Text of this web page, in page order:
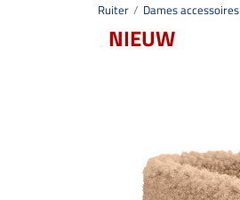
Ruiter Dames accessoires
NIEUW